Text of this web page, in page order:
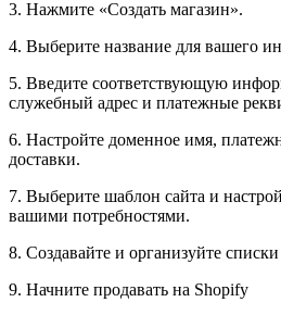
3. Нажмите «Создать магазин».
4. Выберите название для вашего
5. Введите соответствующую
служебный адрес и платежные
6. Настройте доменное имя,
доставки.
7. Выберите шаблон сайта и
вашими потребностями.
8. Создавайте и организуйте
9. Начните продавать на Shopify